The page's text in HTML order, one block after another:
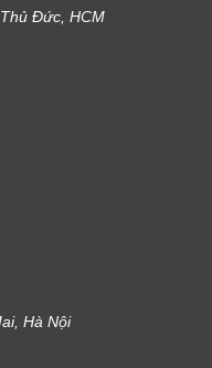
Đức, HCM
Hà Nội